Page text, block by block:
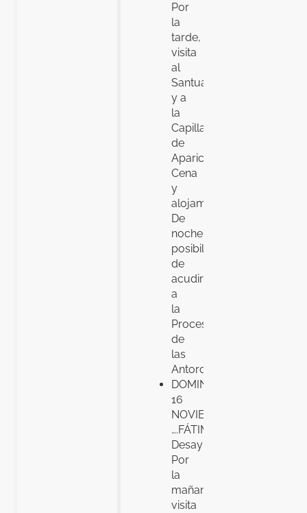
Por
la
tarde,
visita
al
Santuario
y a
la
Capilla
de
Apariciones.
Cena
y
alojamiento.
De
noche,
posibilidad
de
acudir
a
la
Procesión
de
las
Antorchas.
DOMINGO,
16
NOVIEMBRE
….FÁTIMA.
Desayuno.
Por
la
mañana,
visita